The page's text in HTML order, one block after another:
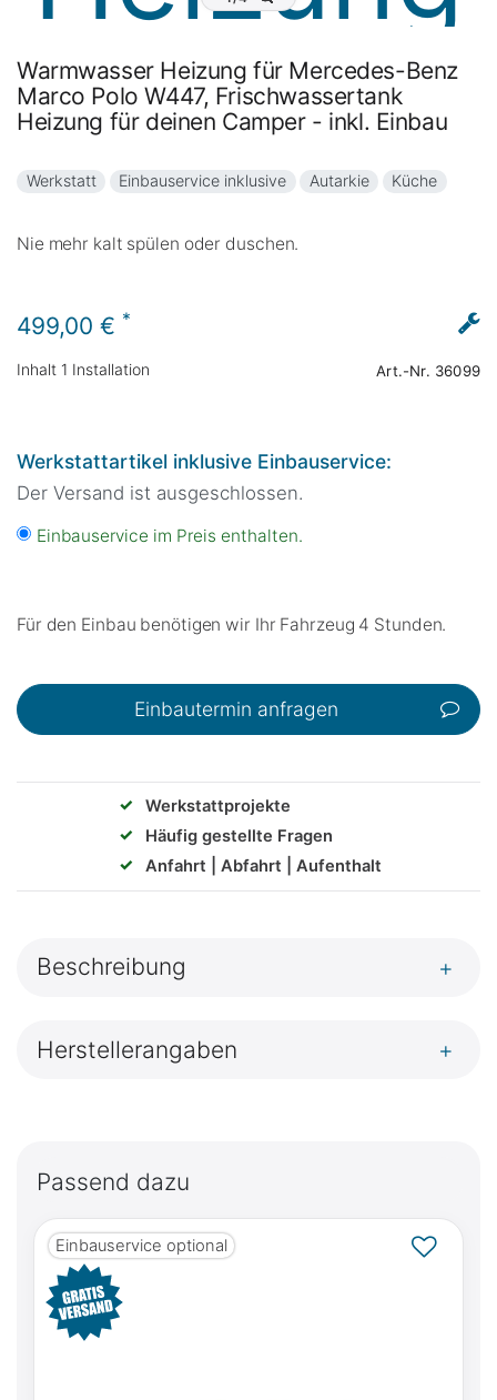
Warmwasser Heizung für Mercedes-Benz
Marco Polo W447, Frischwassertank
Heizung für deinen Camper - inkl. Einbau
Werkstatt Einbauservice inklusive Autarkie Küche
Nie mehr kalt spülen oder duschen.
499,00 € *
Inhalt 1 Installation Art.-Nr. 36099
Werkstattartikel inklusive Einbauservice:
Der Versand ist ausgeschlossen.
Einbauservice im Preis enthalten.
Für den Einbau benötigen wir Ihr Fahrzeug 4 Stunden.
Einbautermin anfragen
✓
Werkstattprojekte
✓
Häufig gestellte Fragen
✓
Anfahrt | Abfahrt | Aufenthalt
Beschreibung +
Herstellerangaben +
Passend dazu
Einbauservice optional